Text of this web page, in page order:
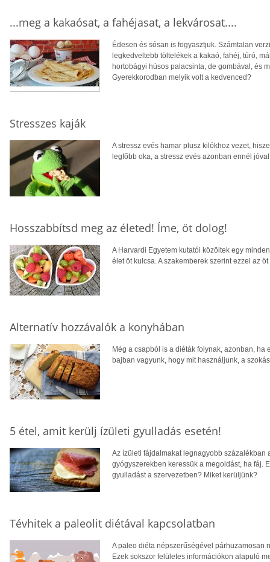
...meg a kakaósat, a fahéjasat, a lekvárosat....
Édesen és sósan is fogyasztjuk. Számtalan
legkedveltebb töltelékek a kakaó, fahéj, túró,
hortobágyi húsos palacsinta, de gombával, és
Gyerekkorodban melyik volt a kedvenced?
Stresszes kaják
A stressz evés hamar plusz kilókhoz vezet,
legfőbb oka, a stressz evés azonban ennél
Hosszabbítsd meg az életed! Íme, öt dolog!
A Harvardi Egyetem kutatói közöltek egy
élet öt kulcsa. A szakemberek szerint ezzel az
Alternatív hozzávalók a konyhában
Még a csapból is a diéták folynak, azonban,
bajban vagyunk, hogy mit használjunk, a
5 étel, amit kerülj ízületi gyulladás esetén!
Az ízületi fájdalmakat legnagyobb százalékban
gyógyszerekben keressük a megoldást, ha fáj.
gyulladást a szervezetben? Miket kerüljünk?
Tévhitek a paleolit diétával kapcsolatban
A paleo diéta népszerűségével párhuzamosan
Ezek sokszor felületes információkon alapuló